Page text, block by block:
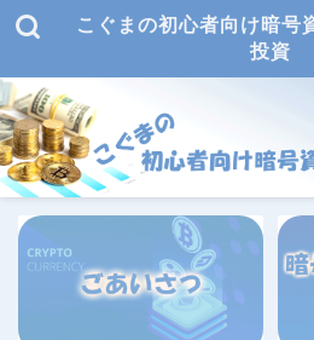
こぐまの初心者向け暗号
投資